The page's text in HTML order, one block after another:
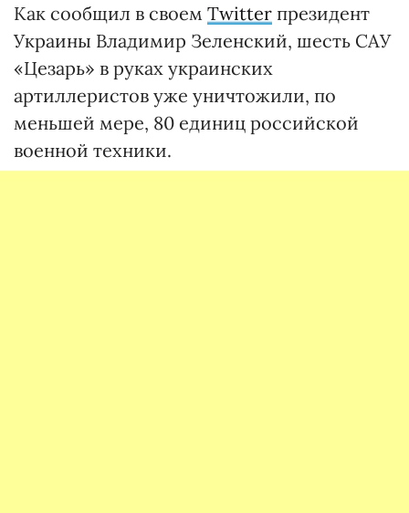
Как сообщил в своем Twitter президент
Украины Владимир Зеленский, шесть САУ
«Цезарь» в руках украинских
артиллеристов уже уничтожили, по
меньшей мере, 80 единиц российской
военной техники.